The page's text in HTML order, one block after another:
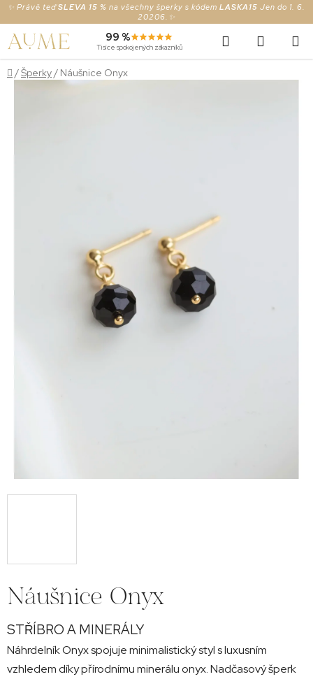
Prejsť
na
obsah
✨ Právě teďSLEVA 15 % na všechny šperky s kódem LASKA15 Jen do 1. 6.
20206.✨
99 %
Tisíce spokojených zákazníků
Hľadať
KOŠÍK
Domov
/Šperky/ Náušnice Onyx
STŘÍBRO A MINERÁLY
Náhrdelník Onyx spojuje minimalistický styl s luxusním
vzhledem díky přírodnímu minerálu onyx. Nadčasový šperk
Náušnice Onyx